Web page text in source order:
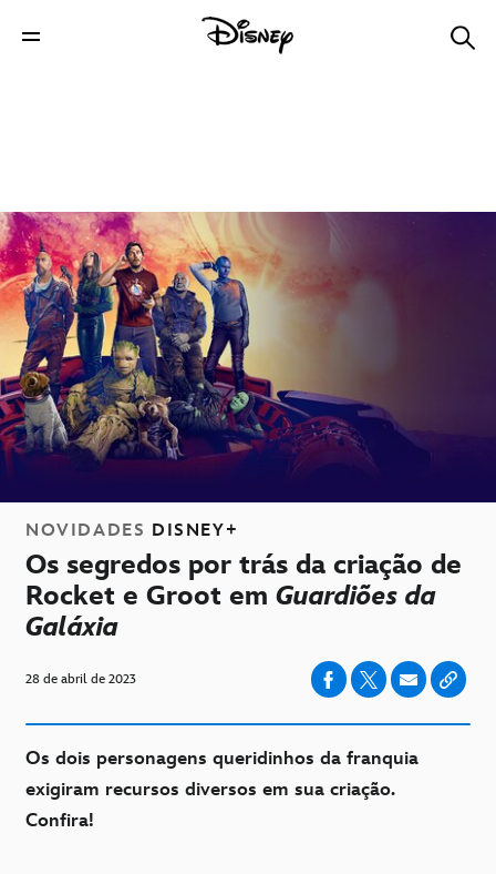
NOVIDADES DISNEY+
Os segredos por trás da criação de
Rocket e Groot em Guardiões da
Galáxia
28 de abril de 2023
Os dois personagens queridinhos da franquia
exigiram recursos diversos em sua criação.
Confira!